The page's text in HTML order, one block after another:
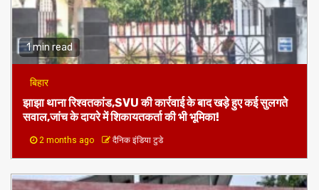
1 min read
बिहार
झाझा थाना रिश्वतकांड,SVU की कार्रवाई के बाद खड़े हुए कई सुलगते
सवाल,जांच के दायरे में शिकायतकर्ता की भी भूमिका!
2 months ago दैनिक इंडिया टुडे